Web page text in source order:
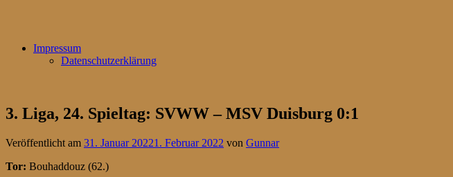
Impressum
Datenschutzerklärung
3. Liga, 24. Spieltag: SVWW – MSV Duisburg 0:1
Veröffentlicht am 31. Januar 20221. Februar 2022 von Gunnar
Tor: Bouhaddouz (62.)